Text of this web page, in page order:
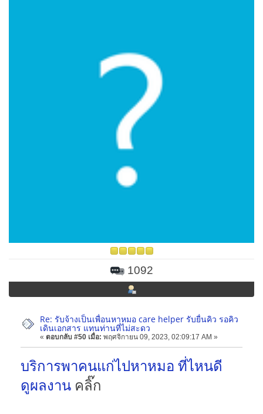
1092
Re: รับจ้างเป็นเพื่อนหาหมอ care helper รับยื่นคิว รอคิว
เดินเอกสาร แทนท่านที่ไม่สะดว
« ตอบกลับ #50 เมื่อ: พฤศจิกายน 09, 2023, 02:09:17 AM »
บริการพาคนแก่ไปหาหมอ ที่ไหนดี
ดูผลงาน คลิ๊ก